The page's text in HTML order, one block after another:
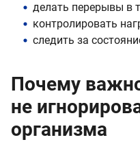
делать перерывы в
контролировать
следить за
Почему
не
организма